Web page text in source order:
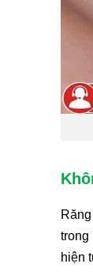
trong
hiện